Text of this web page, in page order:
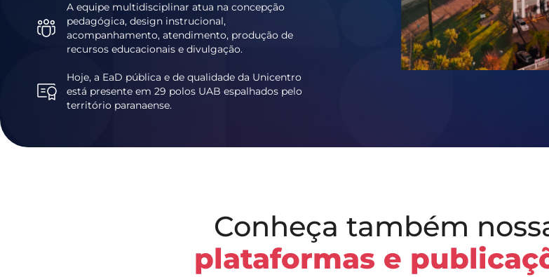
A equipe multidisciplinar atua na concepção
pedagógica, design instrucional,
acompanhamento, atendimento, produção de
recursos educacionais e divulgação.
Hoje, a EaD pública e de qualidade da Unicentro
está presente em 29 polos UAB espalhados pelo
território paranaense.
Conheça também
plataformas e